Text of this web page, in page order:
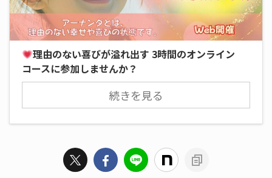
理由のない喜びが溢れ出す 3時間のオンライン
コースに参加しませんか？
続きを見る